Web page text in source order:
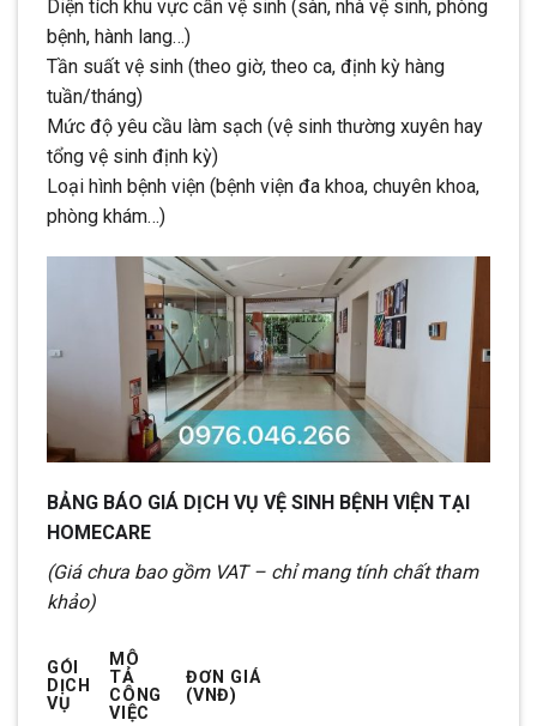
Diện tích khu vực cần vệ sinh (sàn, nhà vệ sinh, phòng
bệnh, hành lang…)
Tần suất vệ sinh (theo giờ, theo ca, định kỳ hàng
tuần/tháng)
Mức độ yêu cầu làm sạch (vệ sinh thường xuyên hay
tổng vệ sinh định kỳ)
Loại hình bệnh viện (bệnh viện đa khoa, chuyên khoa,
phòng khám…)
BẢNG BÁO GIÁ DỊCH VỤ VỆ SINH BỆNH VIỆN TẠI
HOMECARE
(Giá chưa bao gồm VAT – chỉ mang tính chất tham
khảo)
GÓI
DỊCH
VỤ
MÔ
TẢ
CÔNG
VIỆC
ĐƠN GIÁ
(VNĐ)